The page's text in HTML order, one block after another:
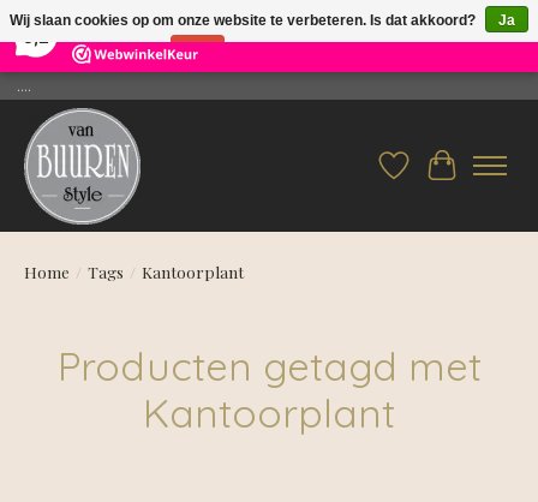
26 Reviews ×
....
Verlanglijst
Home / Tags / Kantoorplant
Producten getagd met
Kantoorplant
Wij slaan cookies op om onze website te verbeteren. Is dat akkoord?
Ja
Nee